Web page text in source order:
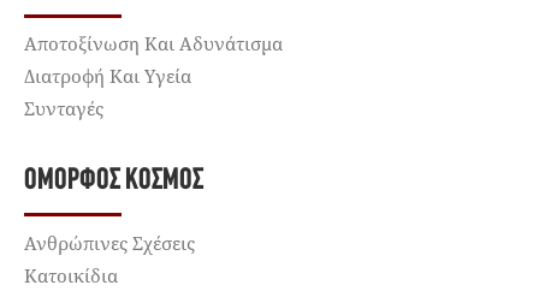
Αποτοξίνωση Και Αδυνάτισμα
Διατροφή Και Υγεία
Συνταγές
ΌΜΟΡΦΟΣ ΚΌΣΜΟΣ
Ανθρώπινες Σχέσεις
Κατοικίδια